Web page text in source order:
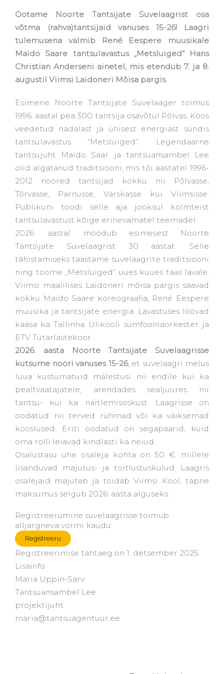
Ootame Noorte Tantsijate Suvelaagrist osa
võtma (rahva)tantsijaid vanuses 15-26! Laagri
tulemusena valmib René Eespere muusikale
Maido Saare tantsulavastus „Metsluiged“ Hans
Christian Anderseni ainetel, mis etendub 7. ja 8.
augustil Viimsi Laidoneri Mõisa pargis.
Esimene Noorte Tantsijate Suvelaager toimus
1996. aastal pea 300 tantsija osavõtul Põlvas. Koos
veedetud nädalast ja ühisest energiast sündis
tantsulavastus “Metsluiged”. Legendaarne
tantsujuht Maido Saar ja tantsuansambel Lee
olid algatanud traditsiooni, mis tõi aastatel 1996-
2012 noored tantsijad kokku nii Põlvasse,
Tõrvasse, Pärnusse, Värskasse kui Viimsisse.
Publikuni toodi selle aja jooksul kolmteist
tantsulavastust kõige erinevamatel teemadel.
2026. aastal möödub esimesest Noorte
Tantsijate Suvelaagrist 30 aastat. Selle
tähistamiseks taastame suvelaagrite traditsiooni
ning toome „Metsluiged“ uues kuues taas lavale.
Viimsi maalilises Laidoneri mõisa pargis saavad
kokku Maido Saare koreograafia, René Eespere
muusika ja tantsijate energia. Lavastuses löövad
kaasa ka Tallinna Ülikooli sümfooniaorkester ja
ETV Tütarlastekoor.
2026. aasta Noorte Tantsijate Suvelaagrisse
kutsume noori vanuses 15-26, et suvelaagri melus
luua kustumatuid mälestusi nii endile kui ka
pealtvaatajatele, arendades sealjuures nii
tantsu- kui ka näitlemisoskust. Laagrisse on
oodatud nii terved rühmad või ka väiksemad
kooslused. Eriti oodatud on segapaarid, kuid
oma rolli leiavad kindlasti ka neiud.
Osalustasu ühe osaleja kohta on50 €, millele
lisanduvad majutus- ja toitlustuskulud. Laagris
osalejaid majutab ja toidab Viimsi Kool, täpne
maksumus selgub 2026. aasta alguseks.
Registreerumine suvelaagrisse toimub
alljärgneva vormi kaudu:
Registreeru
Registreerimise tähtaeg on 1. detsember 2025.
Lisainfo:
Maria Uppin-Sarv
Tantsuansambel Lee
projektijuht
maria@tantsuagentuur.ee